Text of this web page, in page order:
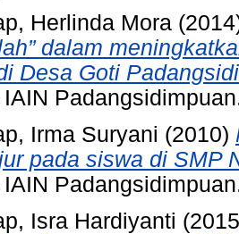
Herlinda Mora
dalam
Desa Goti
Irma Suryani (2010)
pada siswa di SMP
Isra Hardiyanti